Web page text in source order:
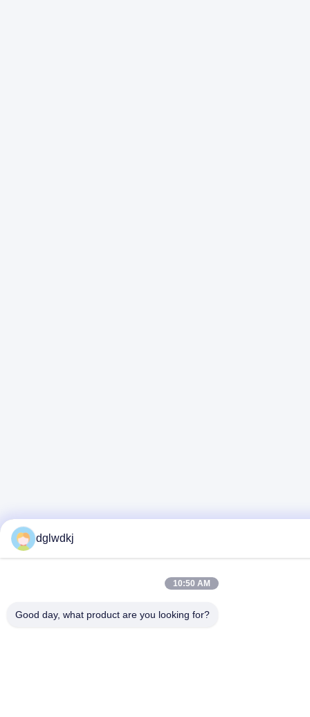
dglwdkj
10:50 AM
Good day, what product are you looking for?